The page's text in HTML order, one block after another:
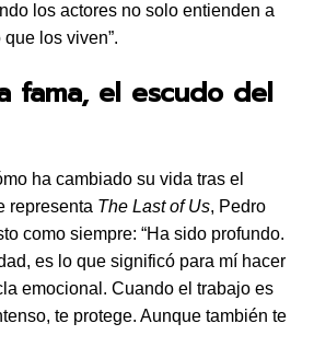
los actores no solo entienden a
los viven”.
fama, el escudo del
ha cambiado su vida tras el
representa The Last of Us, Pedro
como siempre: “Ha sido profundo.
es lo que significó para mí hacer
emocional. Cuando el trabajo es
te protege. Aunque también te